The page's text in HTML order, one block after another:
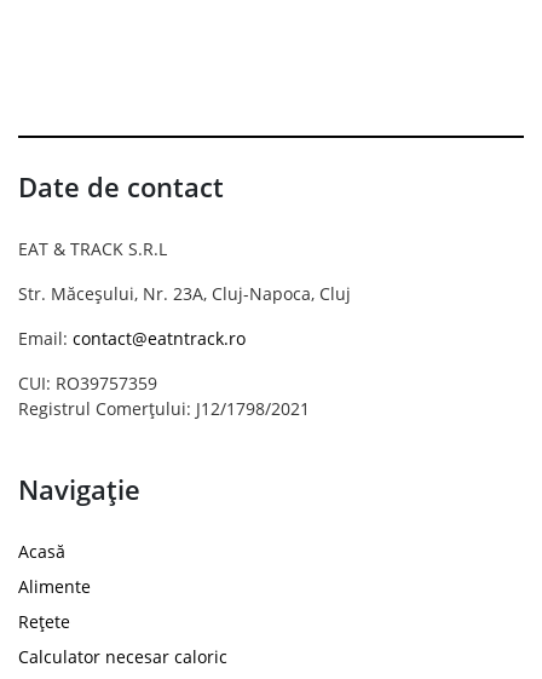
Date de contact
EAT & TRACK S.R.L
Str. Măceșului, Nr. 23A, Cluj-Napoca, Cluj
Email: contact@eatntrack.ro
CUI: RO39757359
Registrul Comerțului: J12/1798/2021
Navigație
Acasă
Alimente
Rețete
Calculator necesar caloric